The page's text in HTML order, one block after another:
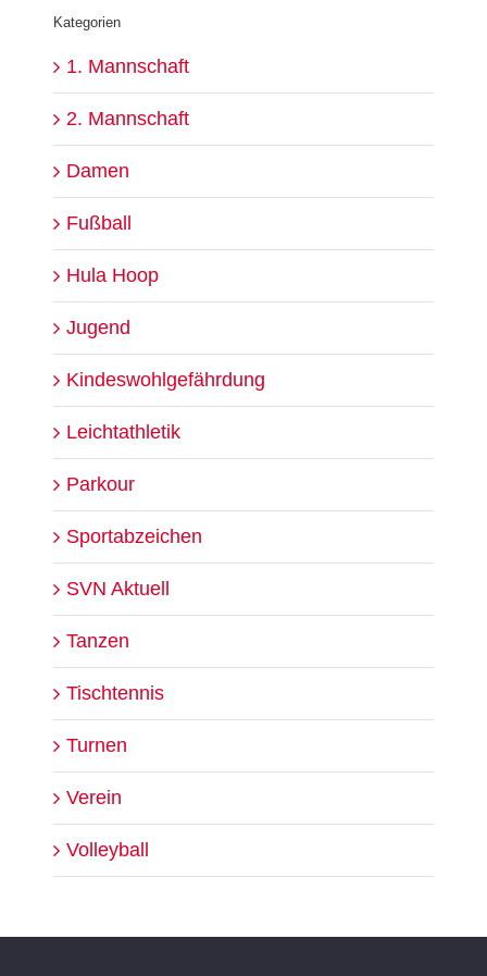
Kategorien
1. Mannschaft
2. Mannschaft
Damen
Fußball
Hula Hoop
Jugend
Kindeswohlgefährdung
Leichtathletik
Parkour
Sportabzeichen
SVN Aktuell
Tanzen
Tischtennis
Turnen
Verein
Volleyball